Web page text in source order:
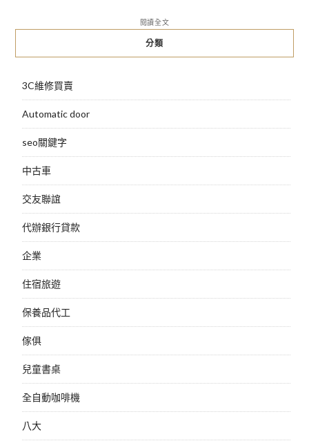
閱讀全文
分類
3C維修買賣
Automatic door
seo關鍵字
中古車
交友聯誼
代辦銀行貸款
企業
住宿旅遊
保養品代工
傢俱
兒童書桌
全自動咖啡機
八大